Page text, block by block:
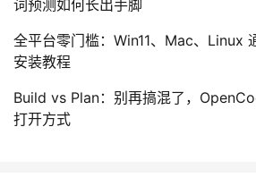
词预测如何长出手脚
全平台零门槛：Win11、Mac、Linux
安装教程
Build vs Plan：别再搞混了，
打开方式